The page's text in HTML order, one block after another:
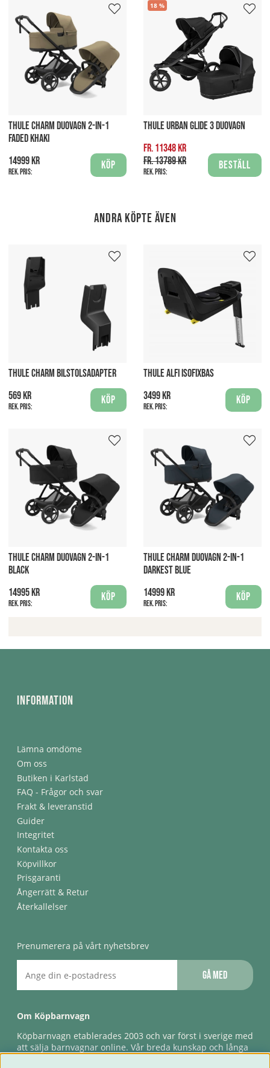
THULE CHARM DUOVAGN 2-IN-1
FADED KHAKI
14999 kr
Rek. pris:
Köp
18
THULE URBAN GLIDE 3 DUOVAGN
fr. 11348 kr
fr. 13789 kr
Rek. pris:
Beställ
Andra köpte även
THULE CHARM BILSTOLSADAPTER
569 kr
Rek. pris:
Köp
THULE ALFI ISOFIXBAS
3499 kr
Rek. pris:
Köp
THULE CHARM DUOVAGN 2-IN-1
BLACK
14995 kr
Rek. pris:
Köp
THULE CHARM DUOVAGN 2-IN-1
DARKEST BLUE
14999 kr
Rek. pris:
Köp
Information
Lämna omdöme
Om oss
Butiken i Karlstad
FAQ - Frågor och svar
Frakt & leveranstid
Guider
Integritet
Kontakta oss
Köpvillkor
Prisgaranti
Ångerrätt & Retur
Återkallelser
Prenumerera på vårt nyhetsbrev
Gå med
Om Köpbarnvagn
Köpbarnvagn etablerades 2003 och var först i sverige med
att sälja barnvagnar online. Vår breda kunskap och långa